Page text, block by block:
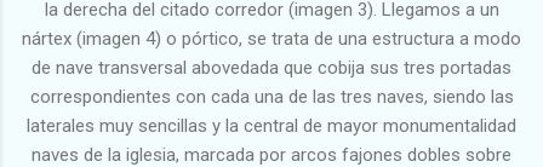
la derecha del citado corredor (imagen 3). Llegamos a un
nártex (imagen 4) o pórtico, se trata de una estructura a modo
de nave transversal abovedada que cobija sus tres portadas
correspondientes con cada una de las tres naves, siendo las
laterales muy sencillas y la central de mayor monumentalidad
naves de la iglesia, marcada por arcos fajones dobles sobre